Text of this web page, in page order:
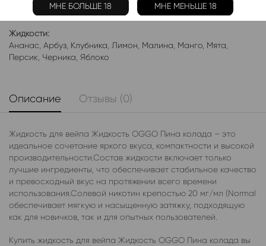
Фруктовые,Яблоко,Ягодные
Жидкости:
Ананас Арбуз Клубника Лимон Малина Манго Мята
Персик Черника Яблоко
Описание Отзывы (0)
Жидкость для вейпа Жидкость OGGO Пина колада – это
идеальное сочетание яркого вкуса, компактности и высокой
производительности.Состав жидкости включает только
лучшие ингредиенты, что обеспечивает стабильное качество
и превосходный вкус на протяжении всего времени
использования.Солевой никотин крепостью 20 мг/мл (Normal
обеспечивает мягкую и насыщенную затяжку, подходящую
как для новичков, так и для опытных пользователей.
Купить жидкость для вейпа Жидкость OGGO Пина колада вы
МНЕ БОЛЬШЕ 18 МНЕ МЕНЬШЕ 18